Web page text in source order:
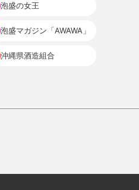
泡盛の女王
泡盛マガジン「AWAWA」
沖縄県酒造組合